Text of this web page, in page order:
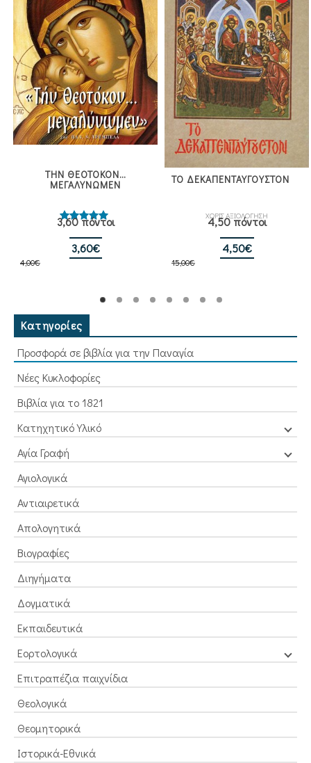
ΤΗΝ ΘΕΟΤΟΚΟΝ…
ΜΕΓΑΛΥΝΩΜΕΝ
Βαθμολογήθηκε
με5.00
από 5
3,60 πόντοι
4,00€
Original
4,00€.
3,60€
είναι:
ΤΟ ΔΕΚΑΠΕΝΤΑΥΓΟΥΣΤΟΝ
ΧΩΡΙΣ ΑΞΙΟΛΟΓΗΣΗ
4,50 πόντοι
15,00€
Original
15,00€.
4,50€
Κατηγορίες
Προσφορά σε βιβλία για την Παναγία
Νέες Κυκλοφορίες
Βιβλία για το 1821
Κατηχητικό Υλικό
Αγία Γραφή
Αγιολογικά
Αντιαιρετικά
Απολογητικά
Βιογραφίες
Διηγήματα
Δογματικά
Εκπαιδευτικά
Εορτολογικά
Επιτραπέζια παιχνίδια
Θεολογικά
Θεομητορικά
Ιστορικά-Εθνικά